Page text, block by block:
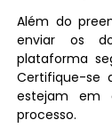
Além do
enviar os
plataforma
Certifique-se
estejam em
processo.